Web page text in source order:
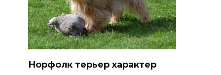
Норфолк терьер характер